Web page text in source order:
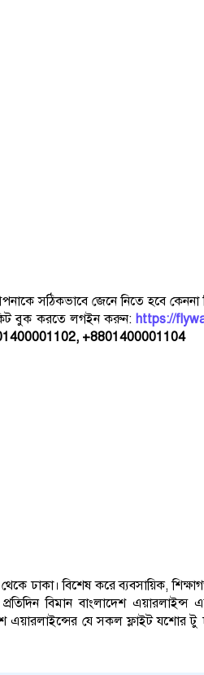
সঠিকভাবে জেনে নিতে হবে কেননা
বুক করতে লগইন করুন:https://
+8801400001104
ঢাকা। বিশেষ করে ব্যবসায়িক,
বিমান বাংলাদেশ এয়ারলাইন্স
এয়ারলাইন্সের যে সকল ফ্লাইট যশোর টু